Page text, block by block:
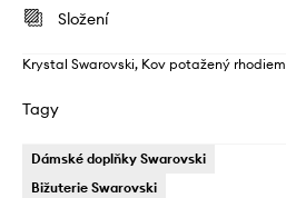
Složení
Krystal Swarovski, Kov potažený rhodiem
Tagy
Dámské doplňky Swarovski
Bižuterie Swarovski